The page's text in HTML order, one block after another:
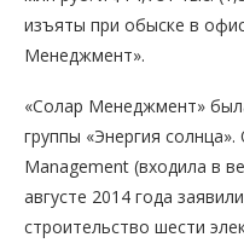
изъяты при обыске в
Менеджмент».
«Солар Менеджмент»
группы «Энергия
Management (входила в
августе 2014 года
строительство шести